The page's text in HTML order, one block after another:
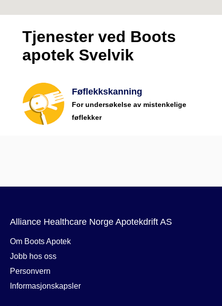
Alliance Healthcare Norge Apotekdrift AS
Om Boots Apotek
Jobb hos oss
Personvern
Informasjonskapsler